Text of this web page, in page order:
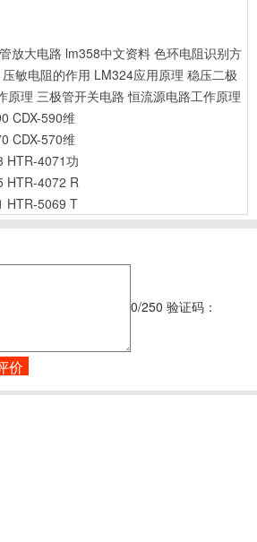
放大电路 lm358中文资料 色环电阻识别方
压敏电阻的作用 LM324应用原理 稳压二极
原理 三极管开关电路 恒流源电路工作原理
CDX-590维
CDX-570维
HTR-4071功
HTR-4072 R
HTR-5069 T
0/250 验证码：